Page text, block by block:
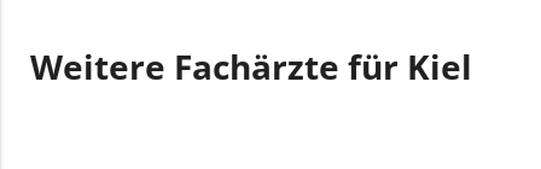
Weitere Fachärzte für Kiel